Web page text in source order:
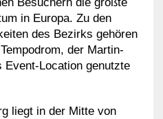
Besuchern die größte
in Europa. Zu den
des Bezirks gehören
der Martin-
Event-Location genutzte
liegt in der Mitte von